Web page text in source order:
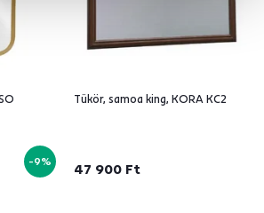
-9%
Tükör, samoa king, KORA KC2
47 900 Ft